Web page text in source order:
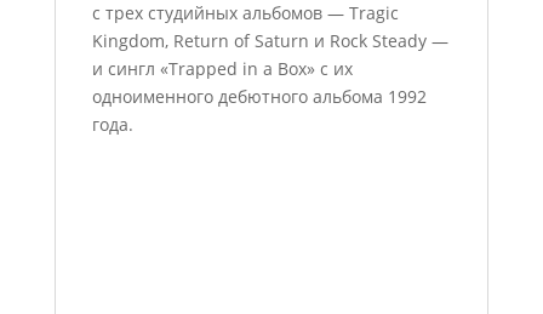
с трех студийных альбомов — Tragic
Kingdom, Return of Saturn и Rock Steady —
и сингл «Trapped in a Box» с их
одноименного дебютного альбома 1992
года.